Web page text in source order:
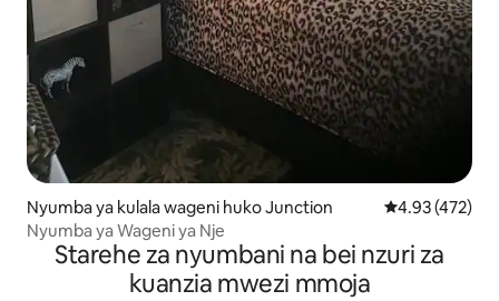
Nyumba ya kulala wageni huko Junction Ukadiriaji wa
4.93 (472)
Nyumba ya Wageni ya Nje
Starehe za nyumbani na bei nzuri za
kuanzia mwezi mmoja